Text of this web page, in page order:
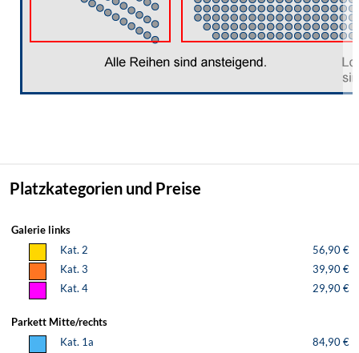
Platzkategorien und Preise
Galerie links
Kat. 2
56,90 €
Kat. 3
39,90 €
Kat. 4
29,90 €
Parkett Mitte/rechts
Kat. 1a
84,90 €